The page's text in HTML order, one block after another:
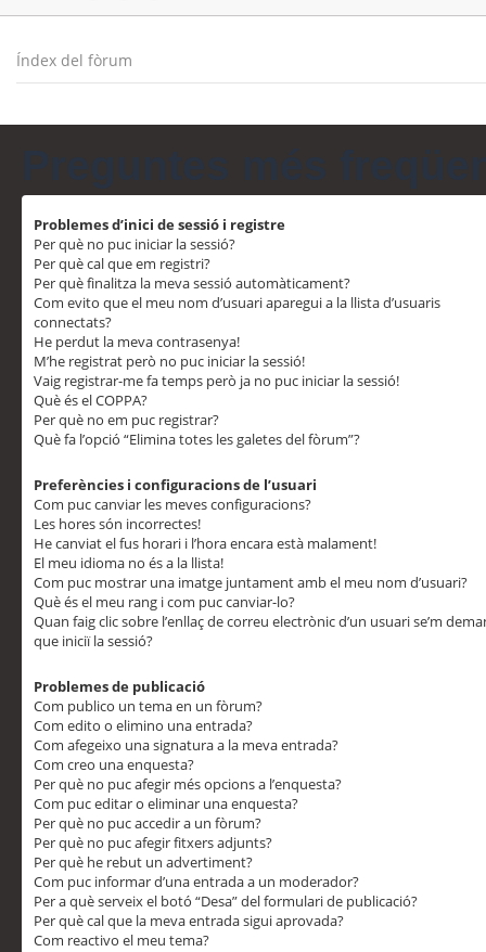
Índex del fòrum
Problemes d’inici de sessió i registre
Per què no puc iniciar la sessió?
Per què cal que em registri?
Per què finalitza la meva sessió automàticament?
Com evito que el meu nom d’usuari aparegui a la llista d’usuaris
connectats?
He perdut la meva contrasenya!
M’he registrat però no puc iniciar la sessió!
Vaig registrar-me fa temps però ja no puc iniciar la sessió!
Què és el COPPA?
Per què no em puc registrar?
Què fa l’opció “Elimina totes les galetes del fòrum”?
Preferències i configuracions de l’usuari
Com puc canviar les meves configuracions?
Les hores són incorrectes!
He canviat el fus horari i l’hora encara està malament!
El meu idioma no és a la llista!
Com puc mostrar una imatge juntament amb el meu nom d’usuari?
Què és el meu rang i com puc canviar-lo?
Quan faig clic sobre l’enllaç de correu electrònic d’un usuari se’m
que iniciï la sessió?
Problemes de publicació
Com publico un tema en un fòrum?
Com edito o elimino una entrada?
Com afegeixo una signatura a la meva entrada?
Com creo una enquesta?
Per què no puc afegir més opcions a l’enquesta?
Com puc editar o eliminar una enquesta?
Per què no puc accedir a un fòrum?
Per què no puc afegir fitxers adjunts?
Per què he rebut un advertiment?
Com puc informar d’una entrada a un moderador?
Per a què serveix el botó “Desa” del formulari de publicació?
Per què cal que la meva entrada sigui aprovada?
Com reactivo el meu tema?